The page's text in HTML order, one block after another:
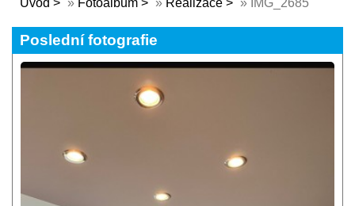
Poslední fotografie